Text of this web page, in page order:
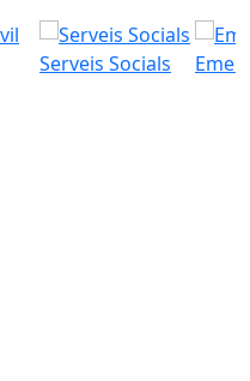
Serveis Socials